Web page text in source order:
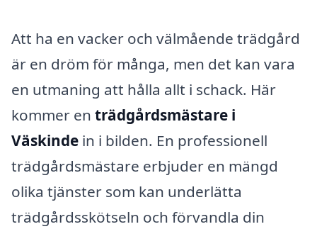
Att ha en vacker och välmående trädgård
är en dröm för många, men det kan vara
en utmaning att hålla allt i schack. Här
kommer en trädgårdsmästare i
Väskinde in i bilden. En professionell
trädgårdsmästare erbjuder en mängd
olika tjänster som kan underlätta
trädgårdsskötseln och förvandla din